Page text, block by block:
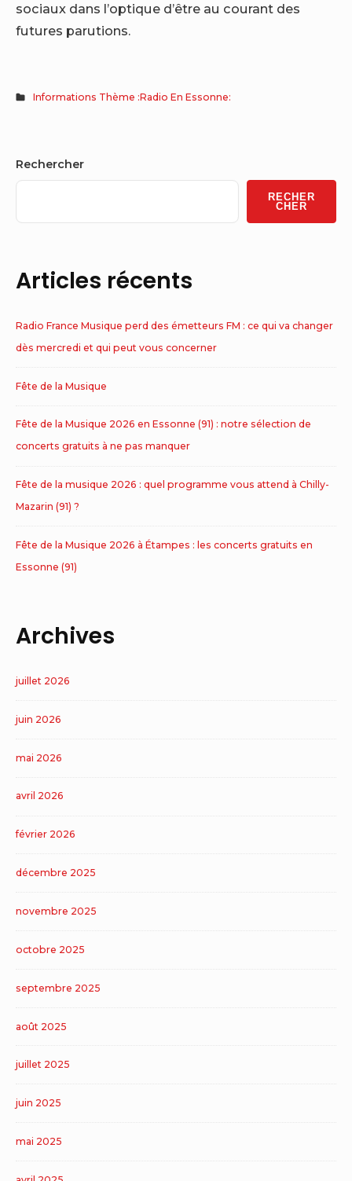
sociaux dans l’optique d’être au courant des
futures parutions.
Informations Thème :Radio En Essonne:
Sidebar
Widget
Area
Rechercher
RECHER
CHER
Articles récents
Radio France Musique perd des émetteurs FM : ce qui va changer
dès mercredi et qui peut vous concerner
Fête de la Musique
Fête de la Musique 2026 en Essonne (91) : notre sélection de
concerts gratuits à ne pas manquer
Fête de la musique 2026 : quel programme vous attend à Chilly-
Mazarin (91) ?
Fête de la Musique 2026 à Étampes : les concerts gratuits en
Essonne (91)
Archives
juillet 2026
juin 2026
mai 2026
avril 2026
février 2026
décembre 2025
novembre 2025
octobre 2025
septembre 2025
août 2025
juillet 2025
juin 2025
mai 2025